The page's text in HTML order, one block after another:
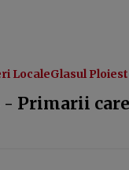
LocaleGlasul
- Primarii